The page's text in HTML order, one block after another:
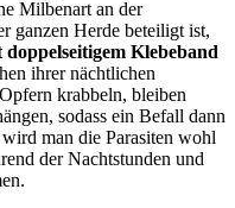
Milbenart an der
ganzen Herde beteiligt ist,
doppelseitigem Klebeband
ihrer nächtlichen
krabbeln, bleiben
sodass ein Befall dann
man die Parasiten wohl
der Nachtstunden und